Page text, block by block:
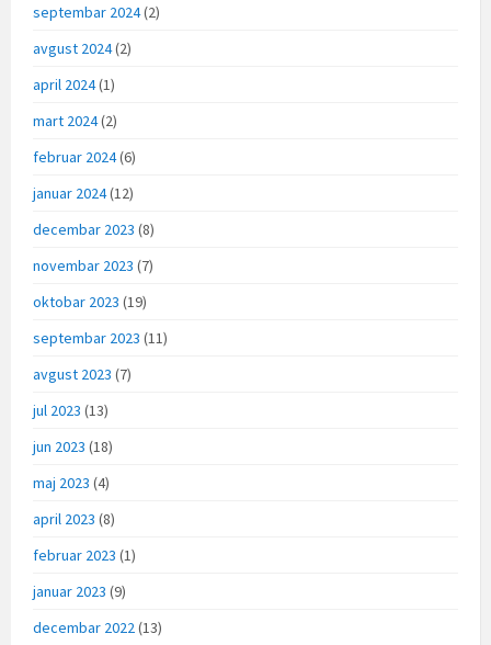
septembar 2024(2)
avgust 2024(2)
april 2024(1)
mart 2024(2)
februar 2024(6)
januar 2024(12)
decembar 2023 (8)
novembar 2023 (7)
oktobar 2023 (19)
septembar 2023 (11)
avgust 2023 (7)
jul 2023 (13)
jun 2023 (18)
maj 2023 (4)
april 2023 (8)
februar 2023 (1)
januar 2023 (9)
decembar 2022(13)